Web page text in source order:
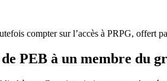
compter sur l’accès à PRPG, offert
PEB à un membre du